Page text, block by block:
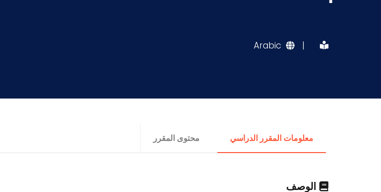
|
Arabic
معلومات المقرر الدراسي محتوى المقرر
الوصف